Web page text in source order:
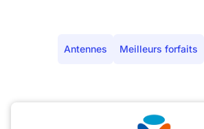
Antennes Meilleurs forfaits